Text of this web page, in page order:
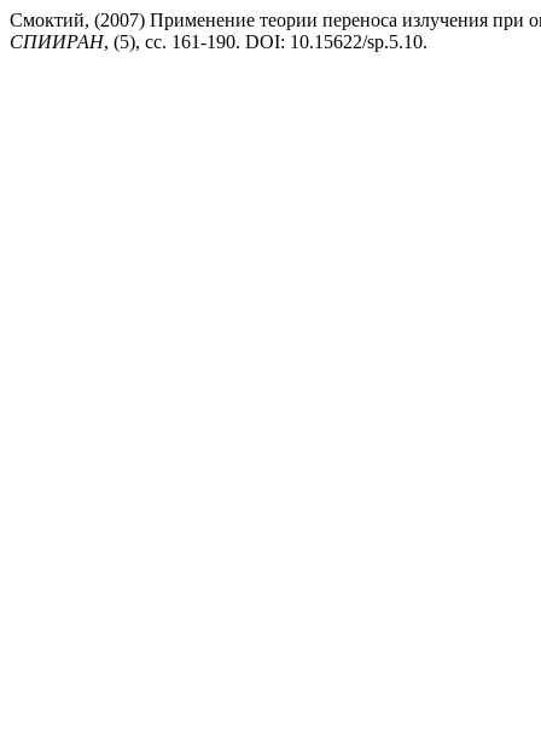
Смоктий, (2007) Применение теории переноса излучения
СПИИРАН, (5), сс. 161-190. DOI: 10.15622/sp.5.10.